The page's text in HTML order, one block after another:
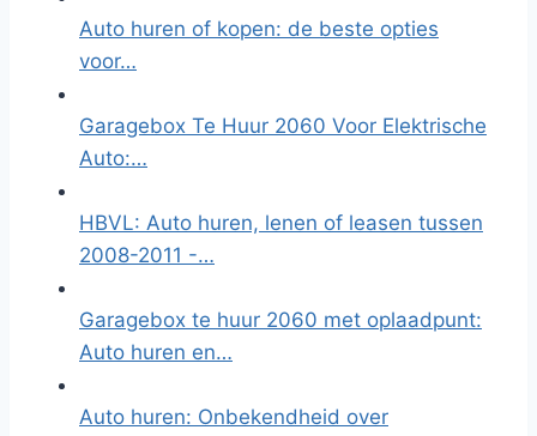
Auto huren of kopen: de beste opties
voor…
Garagebox Te Huur 2060 Voor Elektrische
Auto:…
HBVL: Auto huren, lenen of leasen tussen
2008-2011 -…
Garagebox te huur 2060 met oplaadpunt:
Auto huren en…
Auto huren: Onbekendheid over